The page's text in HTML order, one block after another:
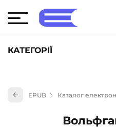
КАТЕГОРІЇ
Книги для дітей (833)
Книги для підлітків (240)
EPUB Каталог